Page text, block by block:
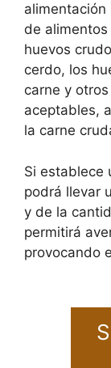
alimentación
de
huevos
cerdo, los
carne y
aceptables,
la carne
Si establece
podrá llevar
y de la
permitirá
provocando